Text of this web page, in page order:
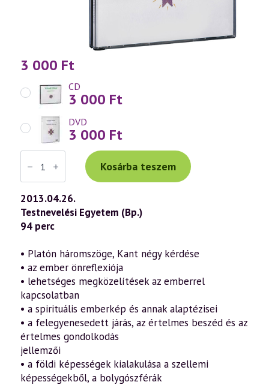
3 000 Ft
CD
3 000 Ft
DVD
3 000 Ft
Váradi
Tibor
előadás
(636)
—
Az
emberi
lét
titkai
Szellemtudományos
antropológia
(2013.04.26.)
mennyiség
Kosárba teszem
2013.04.26.
Testnevelési Egyetem (Bp.)
94 perc
• Platón háromszöge, Kant négy kérdése
• az ember önreflexiója
• lehetséges megközelítések az emberrel
kapcsolatban
• a spirituális emberkép és annak alaptézisei
• a felegyenesedett járás, az értelmes beszéd és az
értelmes gondolkodás
jellemzői
• a földi képességek kialakulása a szellemi
képességekből, a bolygószférák